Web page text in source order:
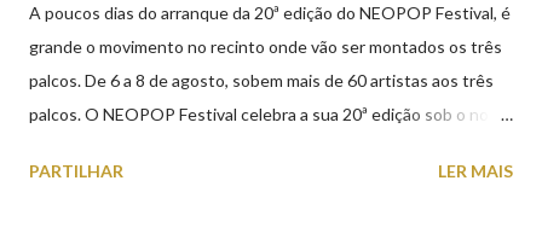
A poucos dias do arranque da 20ª edição do NEOPOP Festival, é
grande o movimento no recinto onde vão ser montados os três
palcos. De 6 a 8 de agosto, sobem mais de 60 artistas aos três
palcos. O NEOPOP Festival celebra a sua 20ª edição sob o nome
Portugal e um dos mais prestigiados da Europa, atrai milhares de
PARTILHAR LER MAIS